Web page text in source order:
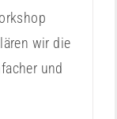
wir die
und